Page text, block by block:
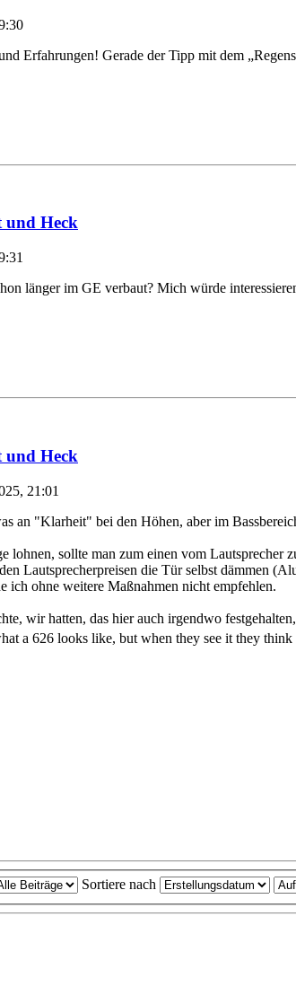
Erfahrungen! Gerade der Tipp mit dem
und Heck
länger im GE verbaut? Mich würde
und Heck
21:01
an "Klarheit" bei den Höhen, aber im
lohnen, sollte man zum einen vom
Lautsprecherpreisen die Tür selbst dämmen
ich ohne weitere Maßnahmen nicht empfehlen.
wir hatten, das hier auch irgendwo
a 626 looks like, but when they see it they think
Sortiere nach